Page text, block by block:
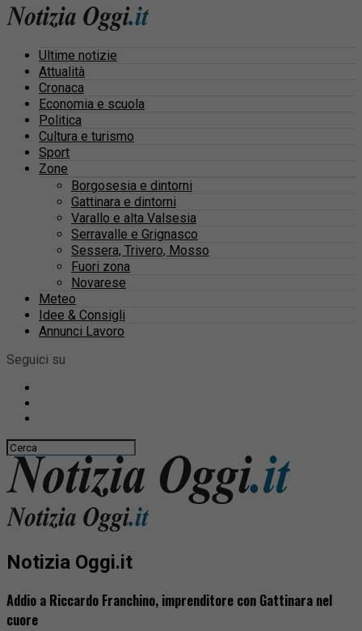
Ultime notizie
Attualità
Cronaca
Economia e scuola
Politica
Cultura e turismo
Sport
Zone
Borgosesia e dintorni
Gattinara e dintorni
Varallo e alta Valsesia
Serravalle e Grignasco
Sessera, Trivero, Mosso
Fuori zona
Novarese
Meteo
Idee & Consigli
Annunci Lavoro
Seguici su
Notizia Oggi.it
Addio a Riccardo Franchino, imprenditore con Gattinara nel
cuore